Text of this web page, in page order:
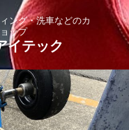
ング・洗車などのカ
ップ
イテック